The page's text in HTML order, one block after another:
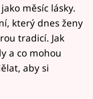
měsíc lásky.
který dnes ženy
tradicí. Jak
a co mohou
aby si